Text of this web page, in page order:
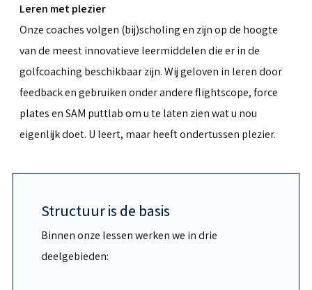
Leren met plezier
Onze coaches volgen (bij)scholing en zijn op de hoogte
van de meest innovatieve leermiddelen die er in de
golfcoaching beschikbaar zijn. Wij geloven in leren door
feedback en gebruiken onder andere flightscope, force
plates en SAM puttlab om u te laten zien wat u nou
eigenlijk doet. U leert, maar heeft ondertussen plezier.
Structuur is de basis
Binnen onze lessen werken we in drie
deelgebieden: